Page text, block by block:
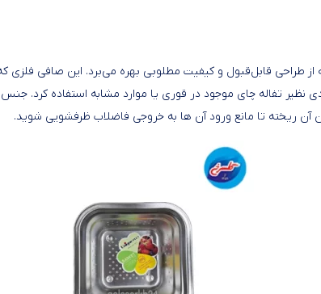
که از طراحی قابل‌قبول و کیفیت مطلوبی بهره می‌برد. این صافی
نظیر تفاله چای موجود در قوری یا موارد مشابه استفاده کرد.
آن ریخته تا مانع ورود آن ها به خروجی فاضلاب ظرفشویی شوید.